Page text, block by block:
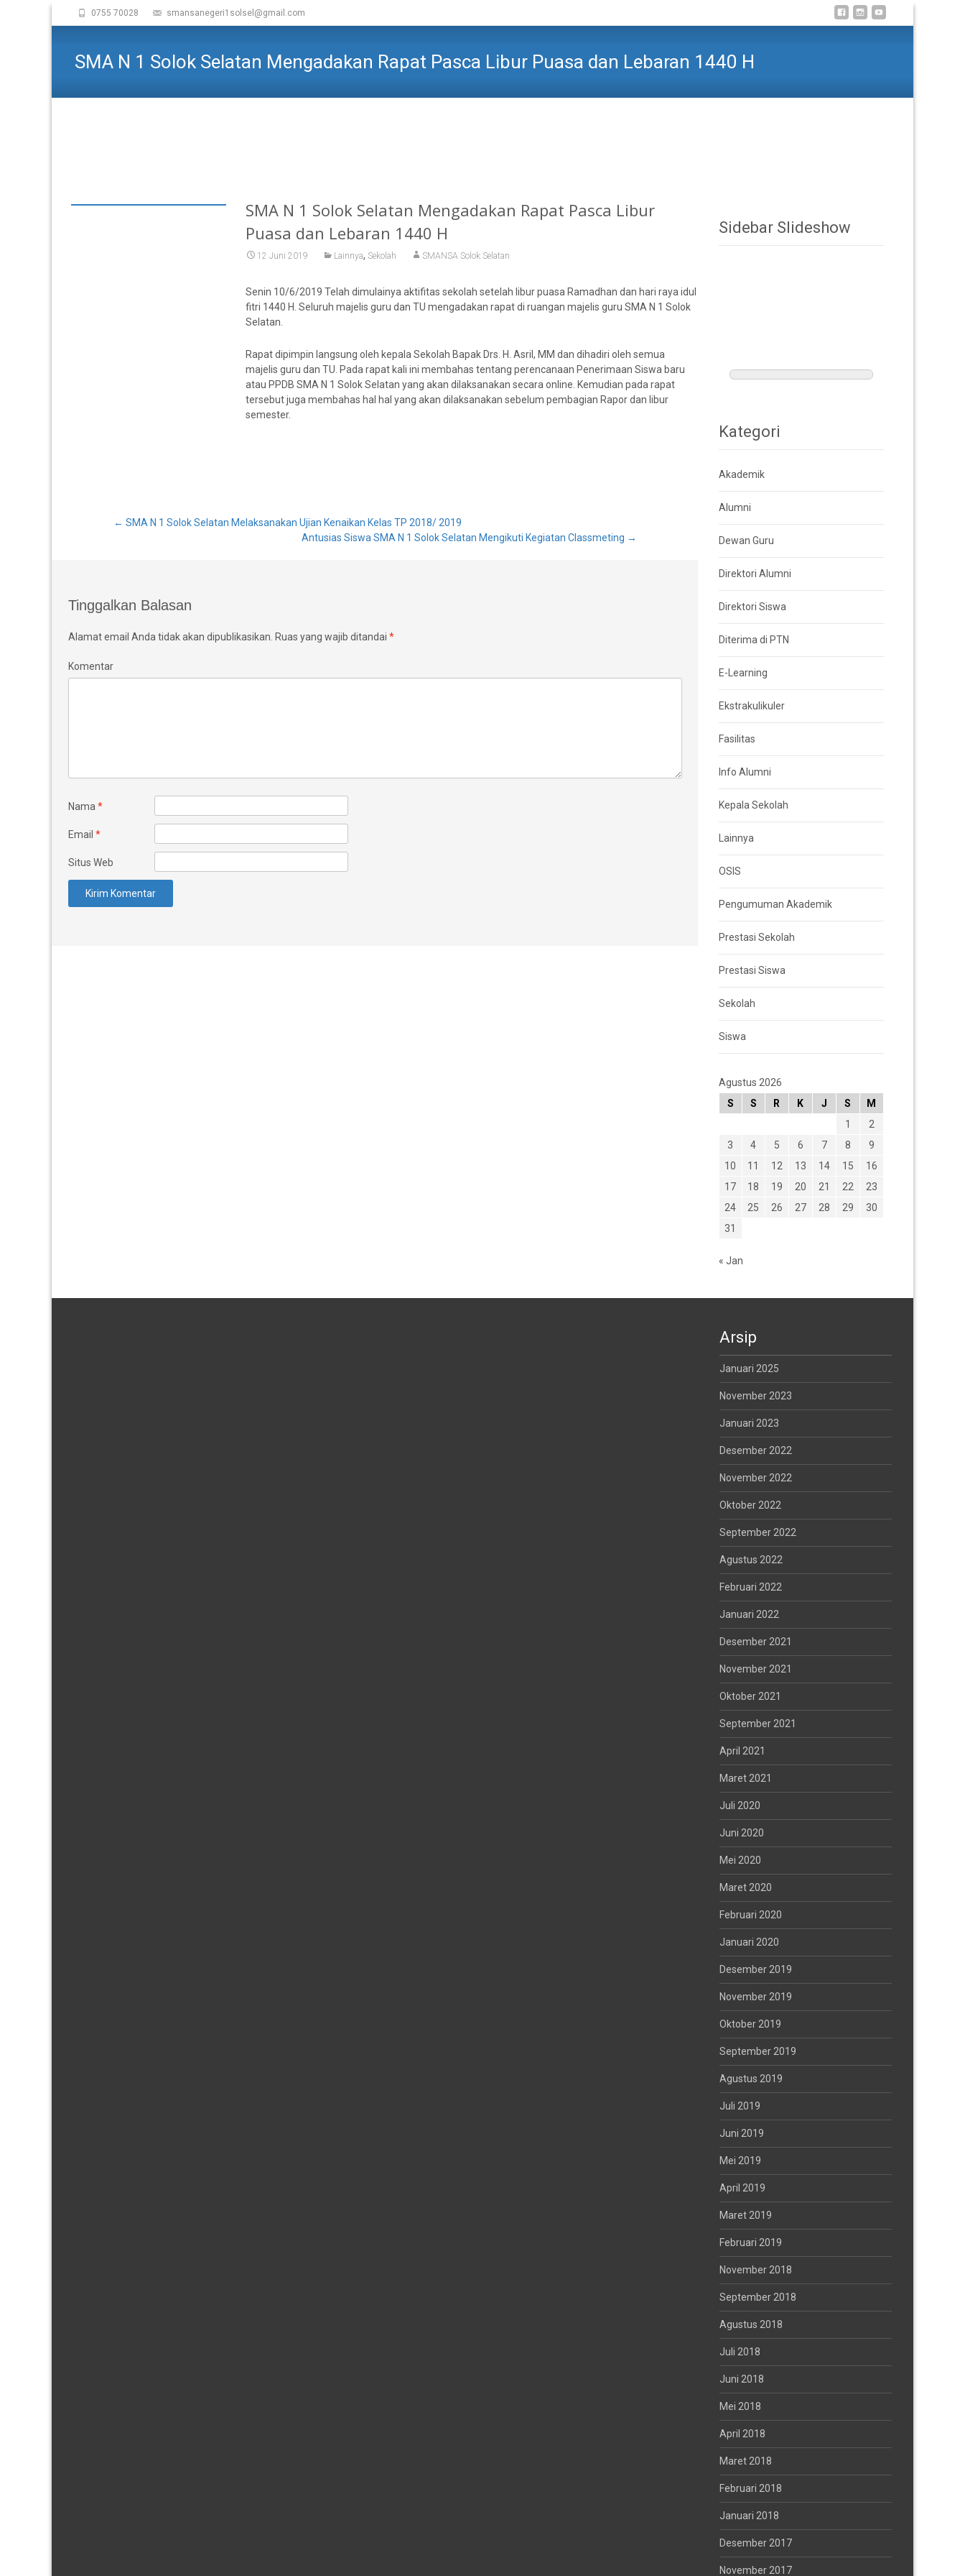
0755 70028 smansanegeri1solsel@gmail.com
SMA N 1 Solok Selatan Mengadakan Rapat Pasca Libur Puasa dan Lebaran 1440 H
SMA N 1 Solok Selatan Mengadakan Rapat Pasca Libur
Puasa dan Lebaran 1440 H
12 Juni 2019 Lainnya, Sekolah SMANSA Solok Selatan
Senin 10/6/2019 Telah dimulainya aktifitas sekolah setelah libur puasa Ramadhan dan hari raya idul
fitri 1440 H. Seluruh majelis guru dan TU mengadakan rapat di ruangan majelis guru SMA N 1 Solok
Selatan.
Rapat dipimpin langsung oleh kepala Sekolah Bapak Drs. H. Asril, MM dan dihadiri oleh semua
majelis guru dan TU. Pada rapat kali ini membahas tentang perencanaan Penerimaan Siswa baru
atau PPDB SMA N 1 Solok Selatan yang akan dilaksanakan secara online. Kemudian pada rapat
tersebut juga membahas hal hal yang akan dilaksanakan sebelum pembagian Rapor dan libur
semester.
Post
← SMA N 1 Solok Selatan Melaksanakan Ujian Kenaikan Kelas TP 2018/ 2019
Antusias Siswa SMA N 1 Solok Selatan Mengikuti Kegiatan Classmeting →
Tinggalkan Balasan
Alamat email Anda tidak akan dipublikasikan. Ruas yang wajib ditandai *
Komentar
Nama *
Email *
Situs Web
Sidebar Slideshow
Kategori
Akademik
Alumni
Dewan Guru
Direktori Alumni
Direktori Siswa
Diterima di PTN
E-Learning
Ekstrakulikuler
Fasilitas
Info Alumni
Kepala Sekolah
Lainnya
OSIS
Pengumuman Akademik
Prestasi Sekolah
Prestasi Siswa
Sekolah
Siswa
Agustus 2026
S
S R K J S
M
1
2
3
4 5 6 7 8
9
10
11 12 13 14 15
16
17
18 19 20 21 22
23
24
25 26 27 28 29
30
31
« Jan
Arsip
Januari 2025
November 2023
Januari 2023
Desember 2022
November 2022
Oktober 2022
September 2022
Agustus 2022
Februari 2022
Januari 2022
Desember 2021
November 2021
Oktober 2021
September 2021
April 2021
Maret 2021
Juli 2020
Juni 2020
Mei 2020
Maret 2020
Februari 2020
Januari 2020
Desember 2019
November 2019
Oktober 2019
September 2019
Agustus 2019
Juli 2019
Juni 2019
Mei 2019
April 2019
Maret 2019
Februari 2019
November 2018
September 2018
Agustus 2018
Juli 2018
Juni 2018
Mei 2018
April 2018
Maret 2018
Februari 2018
Januari 2018
Desember 2017
November 2017